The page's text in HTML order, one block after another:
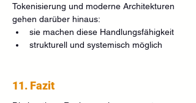
Tokenisierung und moderne Architekturen
gehen darüber hinaus:
sie machen diese Handlungsfähigkeit
strukturell und systemisch möglich
11. Fazit